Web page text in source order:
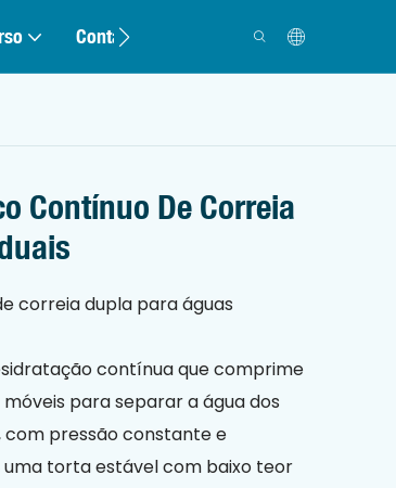
Contato
Contínuo De Correia
correia dupla para águas
contínua que comprime
para separar a água dos
com pressão constante e
torta estável com baixo teor